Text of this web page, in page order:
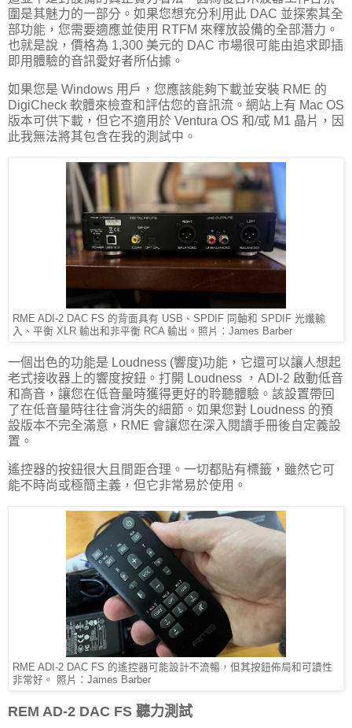
圍是其魅力的一部分。如果您想充分利用此 DAC 並探索其全
部功能，您需要適應並使用 RTFM 來釋放設備的全部潛力。
也就是說，價格為 1,300 美元的 DAC 市場很可能由追求即插
即用體驗的音訊愛好者所佔據。
如果您是 Windows 用戶，您應該能夠下載並安裝 RME 的
DigiCheck 軟體來檢查和評估您的音訊流。網站上有 Mac OS
版本可供下載，但它不適用於 Ventura OS 和/或 M1 晶片，因
此我無法將其包含在我的測試中。
RME ADI-2 DAC FS 的背面具有 USB、SPDIF 同軸和 SPDIF 光纖輸
入、平衡 XLR 輸出和非平衡 RCA 輸出。照片：James Barber
一個出色的功能是 Loudness (響度)功能，它還可以讓人想起
老式接收器上的響度按鈕。打開 Loudness ，ADI-2 啟動低音
和高音，讓您在低音量時獲得更好的聆聽體驗。該設置帶回
了在低音量時往往會消失的細節。如果您對 Loudness 的預
設版本不完全滿意，RME 會讓您在深入閱讀手冊後自定義設
置。
遙控器的按鈕很大且間距合理。一切都貼有標籤，雖然它可
能不時尚或極簡主義，但它非常易於使用。
RME ADI-2 DAC FS 的遙控器可能設計不流暢，但其按鈕佈局和可讀性
非常好。 照片：James Barber
REM AD-2 DAC FS 聽力測試